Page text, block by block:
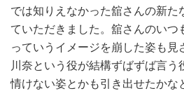
では知りえなかった舘さんの新た
ていただきました。舘さんのいつ
っていうイメージを崩した姿も見
川奈という役が結構ずばずば言
情けない姿とかも引き出せたかな